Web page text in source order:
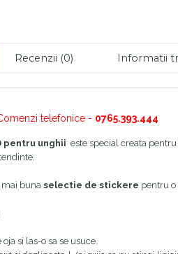
Recenzii (0) Informatii
telefonice - 0765.393.444
pentru unghii este special creata
buna selectie de stickere pentru
si las-o sa se usuce.